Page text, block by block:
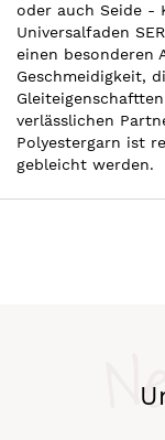
oder auch Seide -
Universalfaden
einen besonderen
Geschmeidigkeit,
verlässlichen
Polyestergarn ist
gebleicht werden.